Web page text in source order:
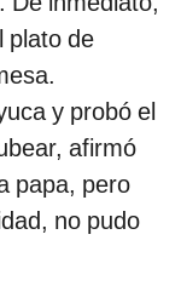
plato de
y probó el
afirmó
papa, pero
no pudo